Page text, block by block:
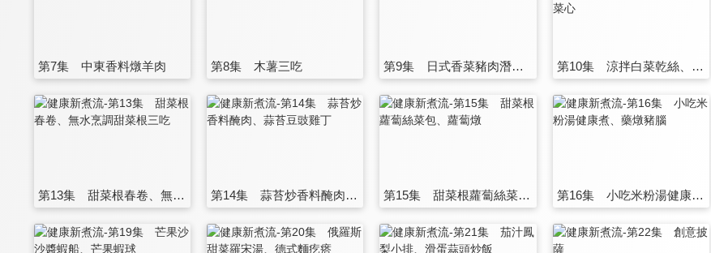
第7集 中東香料燉羊肉 第8集 木薯三吃 第9集 日式香菜豬肉潛艇堡 第10集 涼拌白菜乾絲、開陽冬白菜、干貝白菜心
第13集 甜菜根春卷、無水烹調甜菜根三吃 第14集 蒜苔炒香料醃肉、蒜苔豆豉雞丁 第15集 甜菜根蘿蔔絲菜包、蘿蔔燉 第16集 小吃米粉湯健康煮、藥燉豬腦